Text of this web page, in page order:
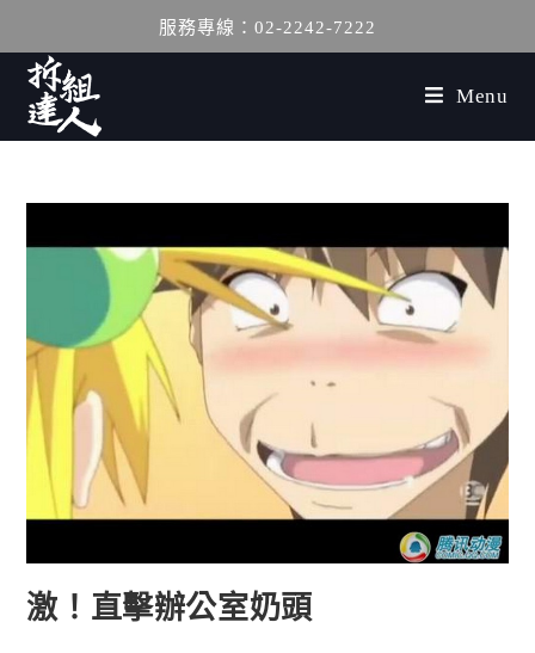
服務專線：02-2242-7222
Menu
激！直擊辦公室奶頭